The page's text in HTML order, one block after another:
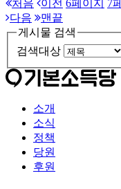
처음 이전 6페이지 7
다음
맨끝
게시물 검색
검색대상
소개
소식
정책
당원
후원